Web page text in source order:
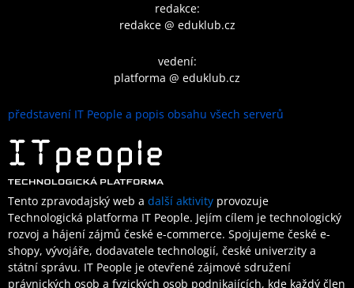
redakce:
redakce @ eduklub.cz
vedení:
platforma @ eduklub.cz
představení IT People a popis obsahu všech serverů
Tento zpravodajský web a další aktivity provozuje
Technologická platforma IT People. Jejím cílem je technologický
rozvoj a hájení zájmů české e-commerce. Spojujeme české e-
shopy, vývojáře, dodavatele technologií, české univerzity a
státní správu. IT People je otevřené zájmové sdružení
právnických osob a fyzických osob podnikajících, kde každý člen